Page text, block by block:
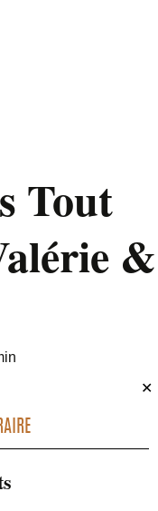
Tout
&
✕